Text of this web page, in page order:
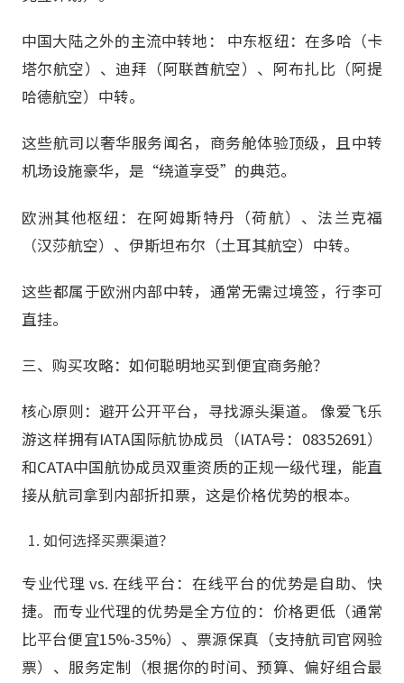
中国大陆之外的主流中转地： 中东枢纽：在多哈（卡
塔尔航空）、迪拜（阿联酋航空）、阿布扎比（阿提
哈德航空）中转。
这些航司以奢华服务闻名，商务舱体验顶级，且中转
机场设施豪华，是“绕道享受”的典范。
欧洲其他枢纽：在阿姆斯特丹（荷航）、法兰克福
（汉莎航空）、伊斯坦布尔（土耳其航空）中转。
这些都属于欧洲内部中转，通常无需过境签，行李可
直挂。
三、购买攻略：如何聪明地买到便宜商务舱？
核心原则：避开公开平台，寻找源头渠道。​ 像爱飞乐
游这样拥有IATA国际航协成员（IATA号：08352691）
和CATA中国航协成员双重资质的正规一级代理，能直
接从航司拿到内部折扣票，这是价格优势的根本。
如何选择买票渠道？
专业代理 vs. 在线平台：在线平台的优势是自助、快
捷。而专业代理的优势是全方位的：价格更低（通常
比平台便宜15%-35%）、票源保真（支持航司官网验
票）、服务定制（根据你的时间、预算、偏好组合最